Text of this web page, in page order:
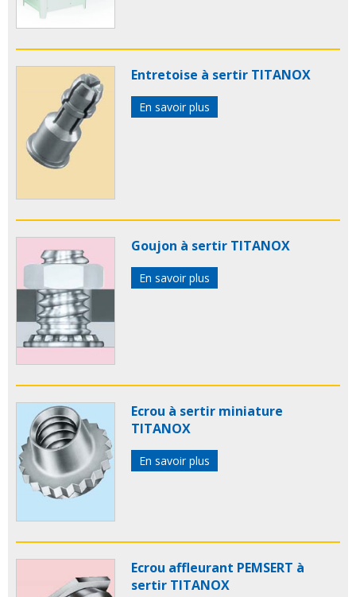
Entretoise à sertir TITANOX
En savoir plus
Goujon à sertir TITANOX
En savoir plus
Ecrou à sertir miniature
TITANOX
En savoir plus
Ecrou affleurant PEMSERT à
sertir TITANOX